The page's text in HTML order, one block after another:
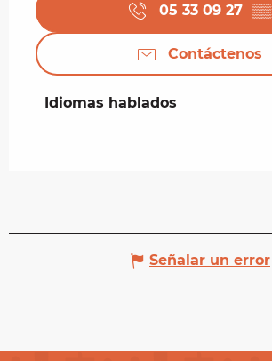
05 33 09 27 ▒▒
Contáctenos
Idiomas hablados
Idiomas hablados
Señalar un error